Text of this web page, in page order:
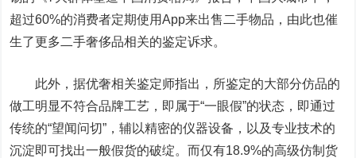
超过60%的消费者定期使用App来出售二手物品，由此也催
生了更多二手奢侈品相关的鉴定诉求。
此外，据优奢相关鉴定师指出，所鉴定的大部分仿品的
做工明显不符合品牌工艺，即属于“一眼假”的状态，即通过
传统的“望闻问切”，辅以精密的仪器设备，以及专业技术的
沉淀即可找出一般假货的破绽。而仅有18.9%的高级仿制货